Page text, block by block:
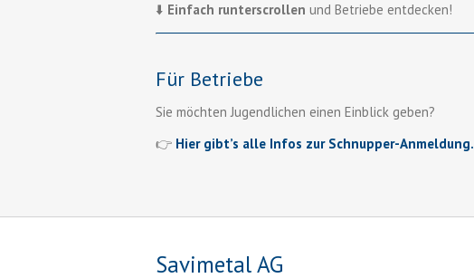
⬇️ Einfach runterscrollen und Betriebe entdecken!
Für Betriebe
Sie möchten Jugendlichen einen Einblick geben?
👉 Hier gibt’s alle Infos zur Schnupper-Anmeldung.
Savimetal AG